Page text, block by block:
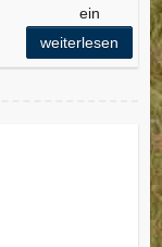
ein
weiterlesen